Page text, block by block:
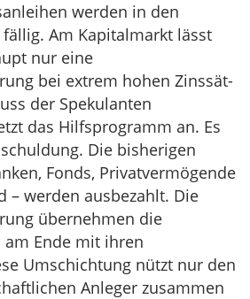
werden in den
Am Kapitalmarkt lässt
nur eine
bei extrem hohen Zinssät­
der Spekulanten
das Hilfsprogramm an. Es
Die bisherigen
Fonds, Privatvermögende
– werden ausbezahlt. Die
übernehmen die
am Ende mit ihren
Umschichtung nützt nur den
Anle­ger zusammen